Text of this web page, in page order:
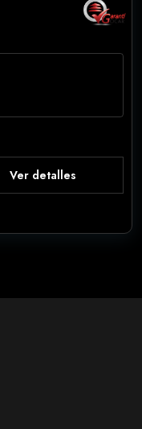
Ver detalles